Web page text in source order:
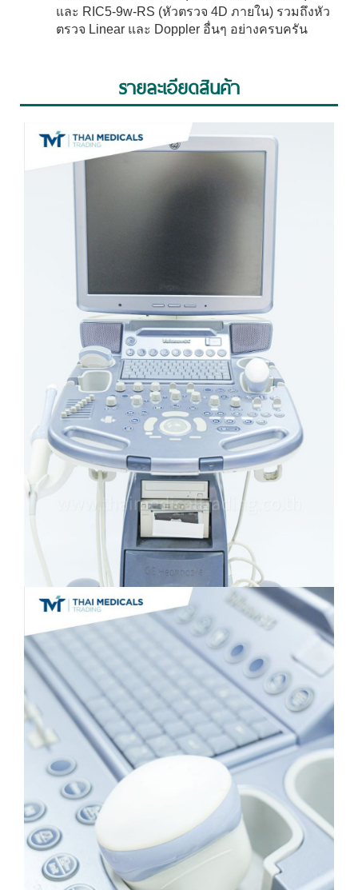
และ RIC5-9w-RS (หัวตรวจ 4D ภายใน) รวมถึงหัว
ตรวจ Linear และ Doppler อื่นๆ อย่างครบครัน
รายละเอียดสินค้า